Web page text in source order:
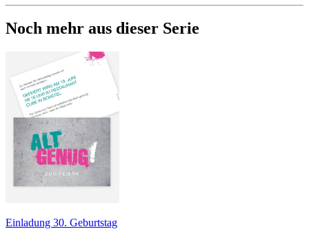
Noch mehr aus dieser Serie
Einladung 30. Geburtstag